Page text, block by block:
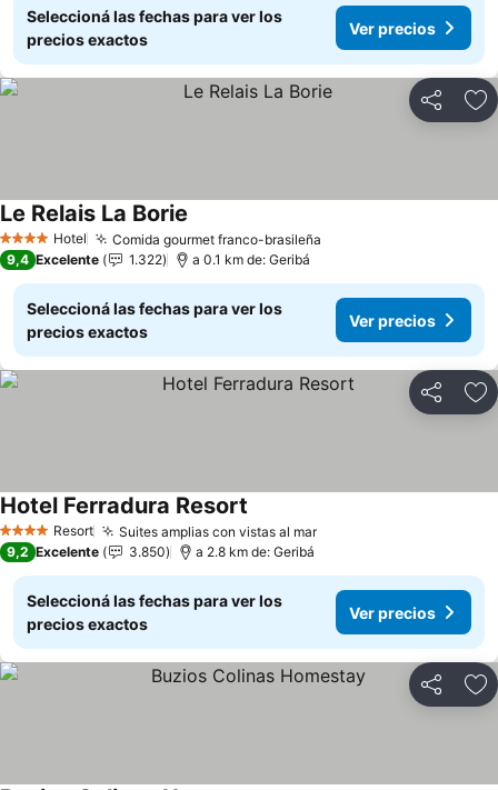
Seleccioná las fechas para ver los
precios exactos
Ver precios
Compartir
4 EstrellasHotel Comida gourmet franco-brasileña
Le Relais La Borie
9,4 Excelente 1.322 a 0.1 km de: Geribá
Seleccioná las fechas para ver los
precios exactos
Ver precios
Compartir
4 EstrellasResort Suites amplias con vistas al marVer precios
Hotel Ferradura Resort
9,2 Excelente 3.850 a 2.8 km de: Geribá
Seleccioná las fechas para ver los
precios exactos
Ver precios
Compartir